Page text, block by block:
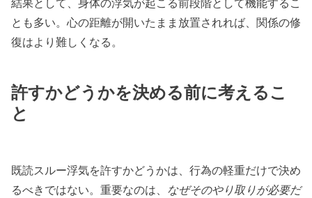
結果として、身体の浮気が起こる前段階として機能するこ
とも多い。心の距離が開いたまま放置されれば、関係の修
復はより難しくなる。
許すかどうかを決める前に考えるこ
と
既読スルー浮気を許すかどうかは、行為の軽重だけで決め
るべきではない。重要なのは、 なぜそのやり取りが必要だ